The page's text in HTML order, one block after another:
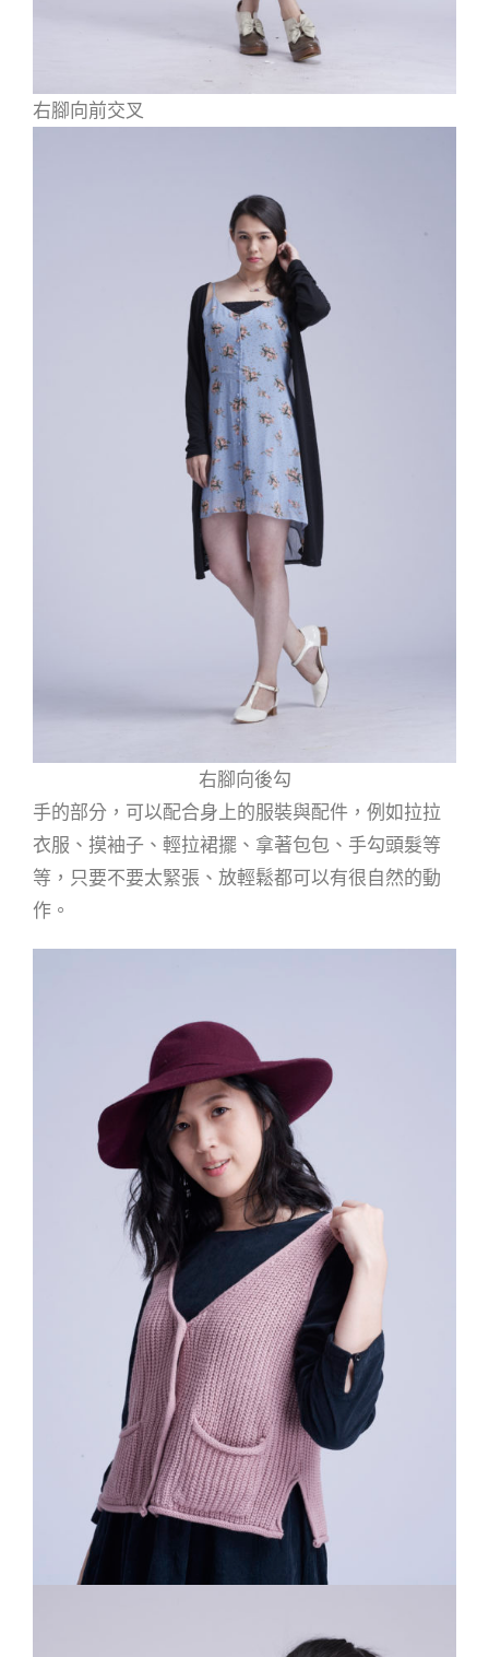
右腳向前交叉
右腳向後勾
手的部分，可以配合身上的服裝與配件，例如拉拉
衣服、摸袖子、輕拉裙擺、拿著包包、手勾頭髮等
等，只要不要太緊張、放輕鬆都可以有很自然的動
作。